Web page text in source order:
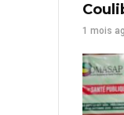
1 mois